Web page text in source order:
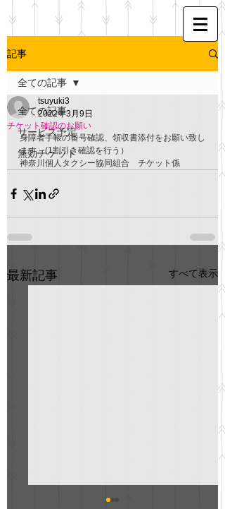
記事
全ての記事
サービス予定
無効チケット
全ての記事
チケット確認のお願い
tsuyuki3
2022年3月9日
身障者手帳の番号確認、領収書添付をお願い致し
ます。(1割引き確認を行う）
神奈川個人タクシー協同組合　チケット係
最新記事 すべて表示